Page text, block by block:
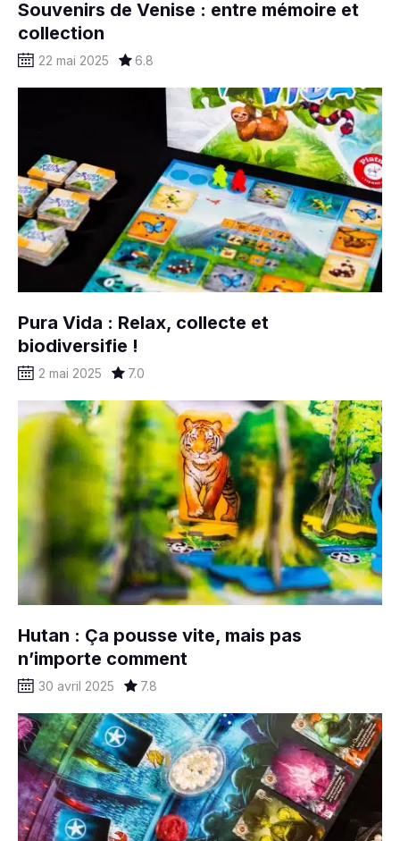
Souvenirs de Venise : entre mémoire et
collection
22 mai 2025 6.8
Pura Vida : Relax, collecte et
biodiversifie !
2 mai 2025 7.0
Hutan : Ça pousse vite, mais pas
n’importe comment
30 avril 2025 7.8